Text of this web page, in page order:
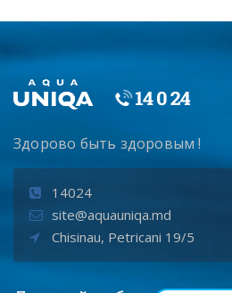
Здорово быть здоровым !
14024
site@aquauniqa.md
Chisinau, Petricani 19/5